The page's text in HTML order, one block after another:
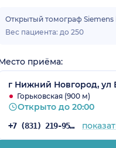
Открытый томограф Siemens
Вес пациента: до 250
приёма:
г Нижний Новгород, ул
Горьковская (900 м)
Открыто до 20:00
+7 (831) 219-95-07